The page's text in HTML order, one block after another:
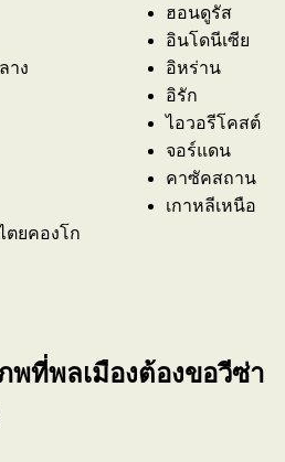
าง
ตยคองโก
ฮอนดูรัส
อินโดนีเซีย
อิหร่าน
อิรัก
ไอวอรีโคสต์
จอร์แดน
คาซัคสถาน
เกาหลีเหนือ
พที่พลเมืองต้องขอวีซ่า